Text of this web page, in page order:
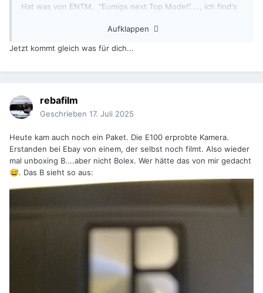
Hat was von ENTM, "Eumigs next Top Model"...., ich find's
Aufklappen
Jetzt kommt gleich was für dich...
rebafilm
Geschrieben 17. Juli 2025
Heute kam auch noch ein Paket. Die E100 erprobte Kamera.
Erstanden bei Ebay von einem, der selbst noch filmt. Also wieder
mal unboxing B....aber nicht Bolex. Wer hätte das von mir gedacht
😅. Das B sieht so aus: